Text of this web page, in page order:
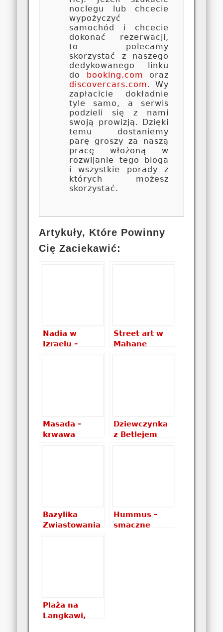
noclegu lub chcecie
wypożyczyć
samochód i chcecie
dokonać rezerwacji,
to polecamy
skorzystać z naszego
dedykowanego linku
do
booking.com oraz
discovercars.com. Wy
zapłacicie dokładnie
tyle samo, a serwis
podzieli się z nami
swoją prowizją. Dzięki
temu dostaniemy
parę groszy za naszą
pracę włożoną w
rozwijanie tego bloga
i wszystkie porady z
których możesz
skorzystać.
Artykuły, Które Powinny
Cię Zaciekawić:
Nadia w
Izraelu –
Street art w
Mahane
Masada –
krwawa
Dziewczynka
z Betlejem
Bazylika
Zwiastowania
Hummus –
smaczne
Plaża na
Langkawi,